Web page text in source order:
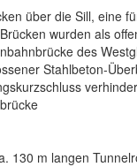
über die Sill, eine
wurden als
des
Stahlbeton-
130 m langen